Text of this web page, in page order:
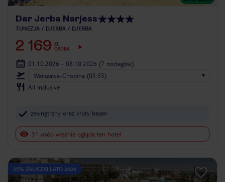
Dar Jerba Narjess
TUNEZJA DJERBA DJERBA
2 169 ZŁ
OSOBA
01.10.2026 - 08.10.2026 (7 noclegów)
Warszawa-Chopina (05:55)
All Inclusive
zewnętrzny oraz kryty basen
31 osób właśnie ogląda ten hotel
25% ZALICZKI LATO 2026